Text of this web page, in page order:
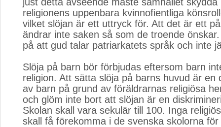
religionens uppenbara kvinnofientliga
vilket slöjan är ett uttryck för. Att det är ett
ändrar inte saken så som de troende
på att gud talar patriarkatets språk och inte
Slöja på barn bör förbjudas eftersom barn
religion. Att sätta slöja på barns huvud är en
av barn på grund av föräldrarnas religiösa
och glöm inte bort att slöjan är en
Skolan skall vara sekulär till 100. Inga
skall få förekomma i de svenska skolorna